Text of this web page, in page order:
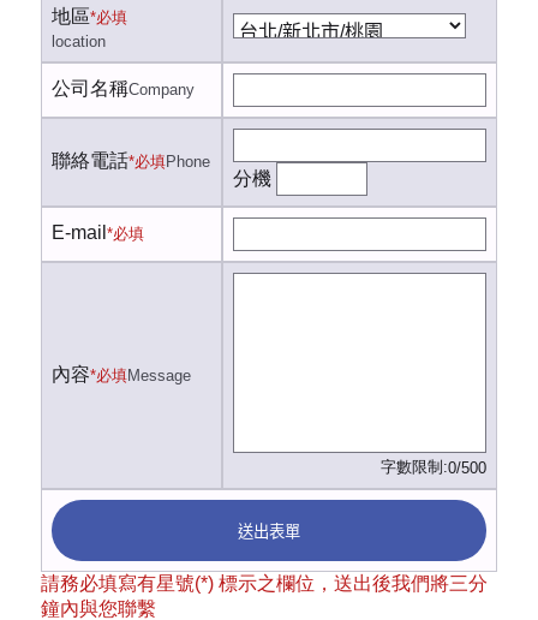
地區*必填
location
公司名稱Company
聯絡電話*必填Phone
分機
E-mail *必填
內容*必填Message
字數限制:0/500
送出表單
請務必填寫有星號(*) 標示之欄位，送出後我們將三分
鐘內與您聯繫